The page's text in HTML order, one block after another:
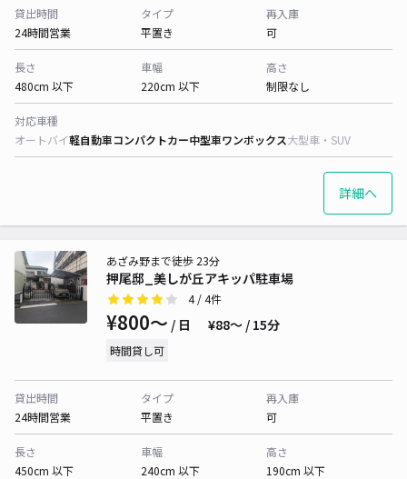
貸出時間
24時間営業
タイプ
平置き
再入庫
可
長さ
480cm 以下
車幅
220cm 以下
高さ
制限なし
対応車種
オートバイ軽自動車コンパクトカー中型車ワンボックス大型車・SUV
詳細へ
押尾邸_美しが丘アキッパ駐車場
あざみ野まで徒歩 23分
4/ 4件
¥800〜 / 日 ¥88〜 / 15分
時間貸し可
貸出時間
24時間営業
タイプ
平置き
再入庫
可
長さ
450cm 以下
車幅
240cm 以下
高さ
190cm 以下